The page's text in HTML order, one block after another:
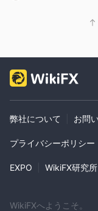
弊社について お問
プライバシーポリシー
EXPO WikiFX研究所
WikiFXへようこそ。